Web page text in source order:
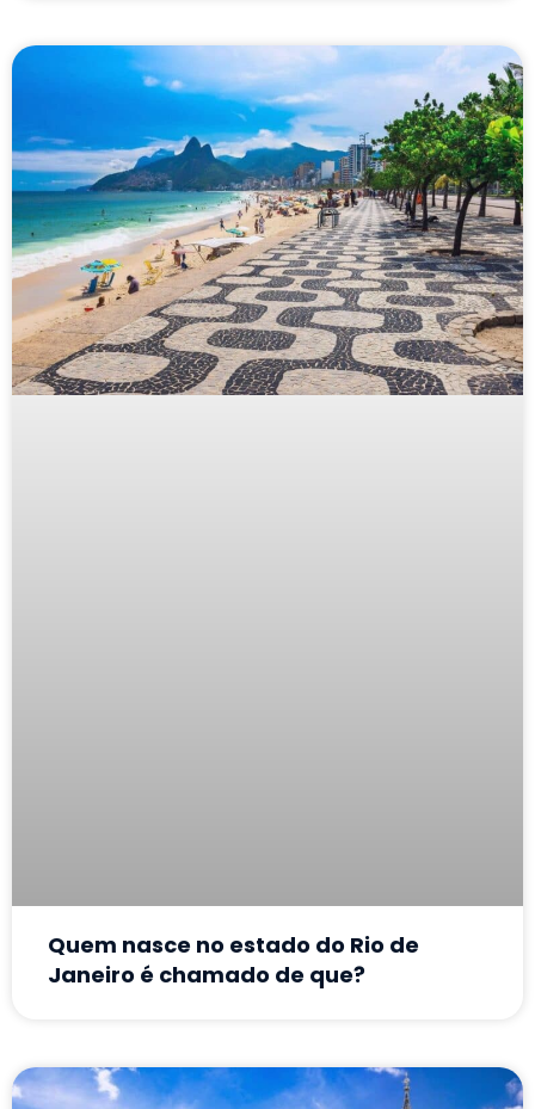
Quem nasce no estado do Rio de
Janeiro é chamado de que?